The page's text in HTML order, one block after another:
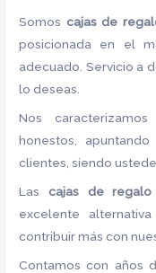
Somos cajas de
posicionada en el
adecuado. Servicio a
lo deseas.
Nos
honestos,
clientes, siendo
Las cajas de
excelente
contribuir más con
Contamos con años